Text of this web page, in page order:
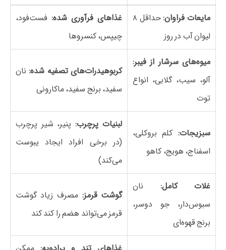
مایعات فراوان:
حداقل ۸
لیوان آب در روز
غذاهای فرآوری شده: فست‌فود،
چیپس، کنسروها
میوه‌های سرشار از فیبر:
آلو، سیب، گلابی، انواع
توت
کربوهیدرات‌های تصفیه شده:نان
سفید، برنج سفید، ماکارونی
سبزیجات: کلم بروکلی،
اسفناج، هویج، کاهو
لبنیات پرچرب:پنیر، شیر پرچرب
(در برخی افراد ایجاد یبوست
می‌کند)
غلات کامل: نان
سبوس‌دار، جو دوسر،
برنج قهوه‌ای
گوشت قرمز: مصرف زیاد گوشت
قرمز می‌تواند هضم را کند کند